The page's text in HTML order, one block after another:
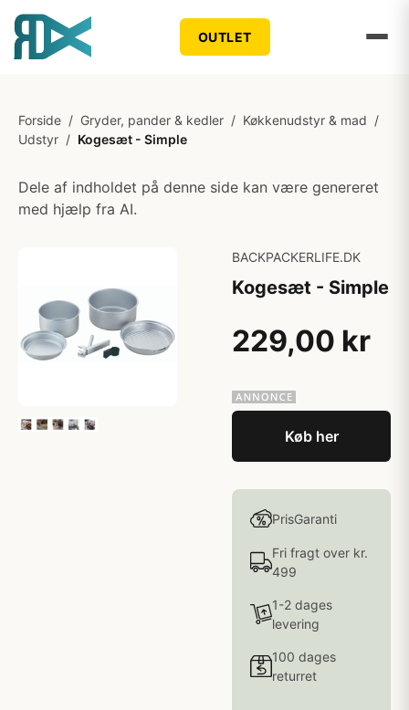
OUTLET
Forside / Gryder, pander & kedler / Køkkenudstyr & mad /
Udstyr / Kogesæt - Simple
Dele af indholdet på denne side kan være genereret
med hjælp fra AI.
BACKPACKERLIFE.DK
Kogesæt - Simple
229,00 kr
Køb her
PrisGaranti
Fri fragt over kr.
499
1-2 dages
levering
100 dages
returret